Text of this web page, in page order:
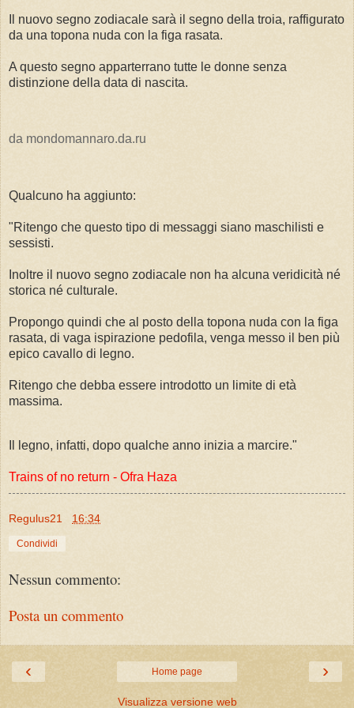
Il nuovo segno zodiacale sarà il segno della troia, raffigurato
da una topona nuda con la figa rasata.
A questo segno apparterrano tutte le donne senza
distinzione della data di nascita.
da mondomannaro.da.ru
Qualcuno ha aggiunto:
"Ritengo che questo tipo di messaggi siano maschilisti e
sessisti.
Inoltre il nuovo segno zodiacale non ha alcuna veridicità né
storica né culturale.
Propongo quindi che al posto della topona nuda con la figa
rasata, di vaga ispirazione pedofila, venga messo il ben più
epico cavallo di legno.
Ritengo che debba essere introdotto un limite di età
massima.
Il legno, infatti, dopo qualche anno inizia a marcire."
Trains of no return - Ofra Haza
Regulus21 16:34
Condividi
Nessun commento:
Posta un commento
‹ ›
Home page
Visualizza versione web